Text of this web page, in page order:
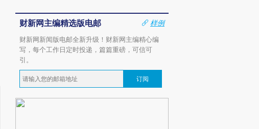
财新网主编精选版电邮
样例
财新网新闻版电邮全新升级！财新网主编精心编
写，每个工作日定时投递，篇篇重磅，可信可
引。
订阅